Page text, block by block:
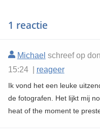
1 reactie
Michael schreef op
15:24 | reageer
Ik vond het een leuke
de fotografen. Het lijkt mij
heat of the moment te